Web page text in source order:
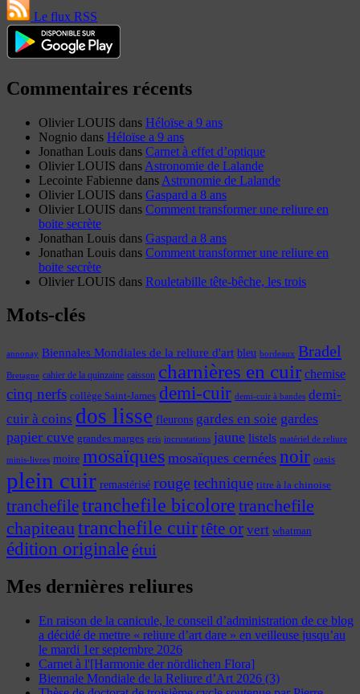
Le flux RSS
Commentaires récents
Olivier LOUIS dans Héloïse a 9 ans
Nognio dans Héloïse a 9 ans
Jonathan Louis dans Carnet à effet d’optique
Olivier LOUIS dans Astronomie de Lalande
Lecointe Fabienne dans Astronomie de Lalande
Olivier LOUIS dans Gaspard a 8 ans
Olivier LOUIS dans Comment transformer une reliure en
boite secrète
Jonathan Louis dans Gaspard a 8 ans
Jonathan Louis dans Comment transformer une reliure en
boite secrète
Olivier LOUIS dans Rouletabille tête-bêche, les trois
Mots-clés
annonay Biennales Mondiales de la reliure d'art bleu bordeaux Bradel
Bretagne cahier de la quinzaine caisson charnières en cuir chemise
cinq nerfs collège Saint-James demi-cuir demi-cuir à bandes demi-
cuir à coins dos lisse fleurons gardes en soie gardes
papier cuve grandes marges gris incrustations jaune listels matériel de reliure
minis-livres moire mosaïques mosaïques cernées noir oasis
plein cuir remastérisé rougetechnique titre à la chinoise
tranchefiletranchefile bicolore tranchefile
chapiteautranchefile cuirtête or vert whatman
édition originaleétui
Mes dernières reliures
En raison de la canicule, le conseil d’administration de ce blog
a décidé de mettre « reliure d’art dare » en veilleuse jusqu’au
le mardi 1er septembre 2026
Carnet à l'[Harmonie der nördlichen Flora]
Biennale Mondiale de la Reliure d’Art 2026 (3)